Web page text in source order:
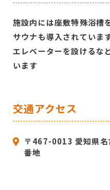
施設内には座敷特殊浴槽
サウナも導入されていま
エレベーターを設けるな
います
交通アクセス
〒467-0013 愛知県名
番地